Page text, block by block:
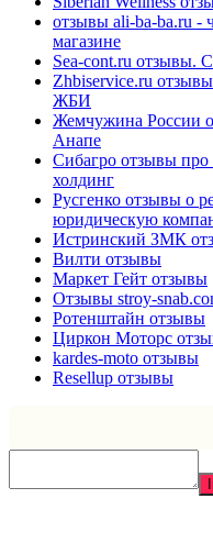
отзывы ali-ba-ba.ru -
магазине
Sea-cont.ru отзывы.
Zhbiservice.ru
ЖБИ
Жемчужина России
Анапе
Сибагро отзывы
холдинг
Русгенко отзывы о
юридическую
Истринский ЗМК
Вилти отзывы
Маркет Гейт отзывы
Отзывы stroy-
Ротенштайн отзывы
Циркон Моторс
kardes-moto отзывы
Resellup отзывы